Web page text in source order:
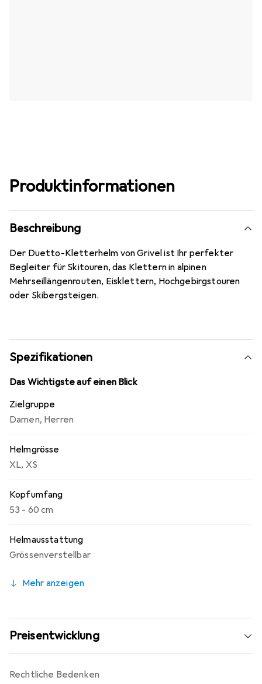
Produktinformationen
Beschreibung
Der Duetto-Kletterhelm von Grivel ist Ihr perfekter
Begleiter für Skitouren, das Klettern in alpinen
Mehrseillängenrouten, Eisklettern, Hochgebirgstouren
oder Skibergsteigen.
Spezifikationen
Das Wichtigste auf einen Blick
Zielgruppe
Damen, Herren
Helmgrösse
XL, XS
Kopfumfang
53 - 60 cm
Helmausstattung
Grössenverstellbar
Mehr anzeigen
Preisentwicklung
Rechtliche Bedenken